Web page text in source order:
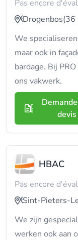
Pas encore
Drogenbos(36
We
maar ook in
bardage. Bij
ons vakwerk.
devis
HBAC
Pas encore
Sint-Pieters-
We zijn
werken ook aan